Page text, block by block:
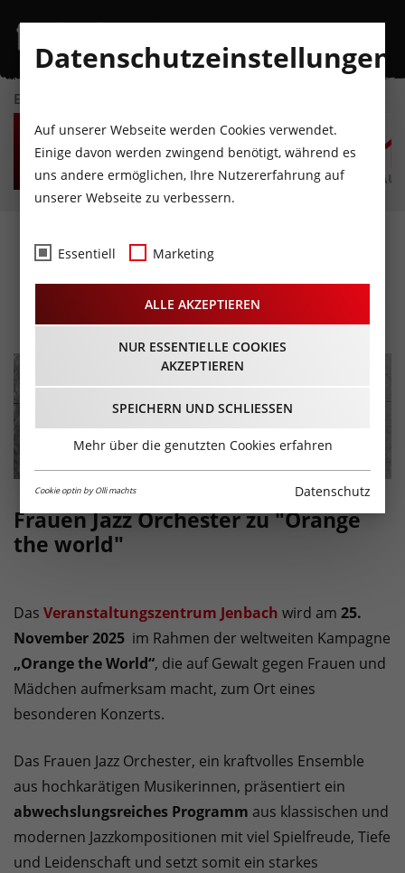
EVENTKALENDER
FR
7
AUGUST
SA
8
AUGUST
SO
9
AUGUST
MO
10
AUGUST
DI
11
AUGUST
Frauen Jazz Orchester
"Orange the world"
25.11.2025 - Beginn 19:30 Uhr
Frauen Jazz Orchester zu "Orange
the world"
Das Veranstaltungszentrum Jenbach wird am 25.
November 2025 im Rahmen der weltweiten Kampagne
„Orange the World“, die auf Gewalt gegen Frauen und
Mädchen aufmerksam macht, zum Ort eines
besonderen Konzerts.
Das Frauen Jazz Orchester, ein kraftvolles Ensemble
aus hochkarätigen Musikerinnen, präsentiert ein
abwechslungsreiches Programm aus klassischen und
modernen Jazzkompositionen mit viel Spielfreude, Tiefe
und Leidenschaft und setzt somit ein starkes
Datenschutzeinstellungen
Auf unserer Webseite werden Cookies verwendet.
Einige davon werden zwingend benötigt, während es
uns andere ermöglichen, Ihre Nutzererfahrung auf
unserer Webseite zu verbessern.
Essentiell Marketing
ALLE AKZEPTIEREN
NUR ESSENTIELLE COOKIES
AKZEPTIEREN
SPEICHERN UND SCHLIESSEN
Mehr über die genutzten Cookies erfahren
Cookie optin by Olli machts Datenschutz